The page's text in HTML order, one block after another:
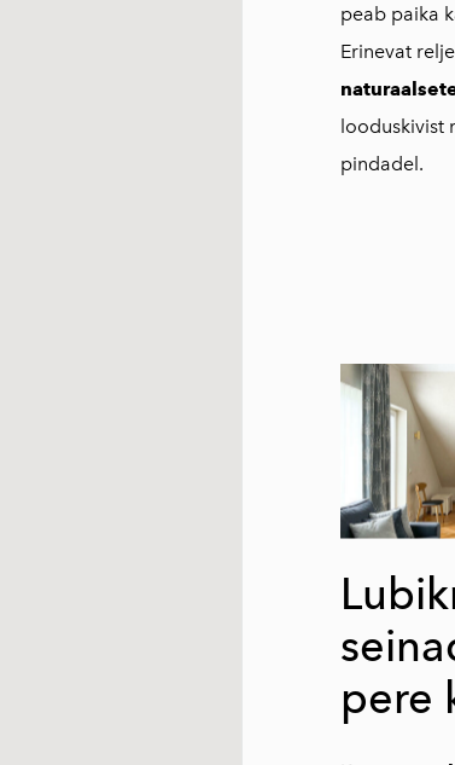
peab paika
Erinevat
looduskivist
pindadel.
pere